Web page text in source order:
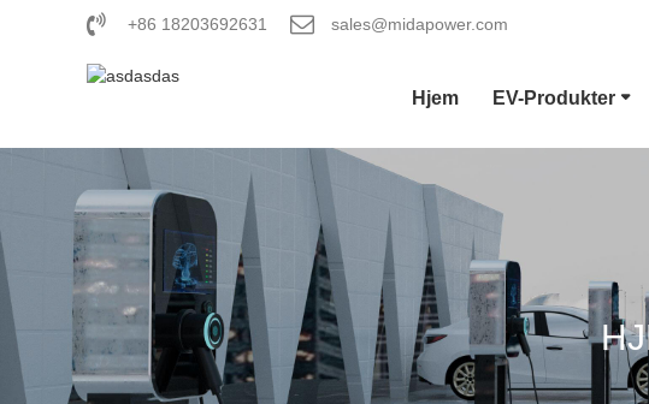
+86 18203692631 sales@midapower.com
Hjem EV-Produkter